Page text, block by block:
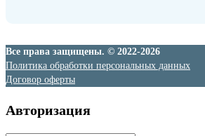
Все права защищены. © 2022-2026
Политика обработки персональных данных
Договор оферты
Авторизация